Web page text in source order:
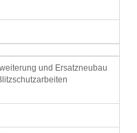
und Ersatzneubau